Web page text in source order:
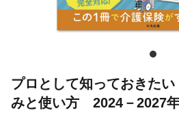
プロとして知っておきたい
みと使い方 2024－2027